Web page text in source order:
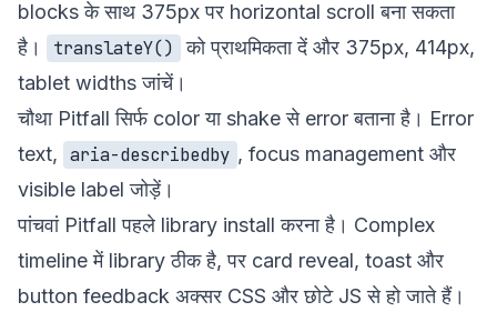
blocks के साथ 375px पर horizontal scroll बना सकता
है।
translateY() को प्राथमिकता दें और 375px, 414px,
tablet widths जांचें।
चौथा Pitfall सिर्फ color या shake से error बताना है। Error
text, aria-describedby , focus management और
visible label जोड़ें।
पांचवां Pitfall पहले library install करना है। Complex
timeline में library ठीक है, पर card reveal, toast और
button feedback अक्सर CSS और छोटे JS से हो जाते हैं।